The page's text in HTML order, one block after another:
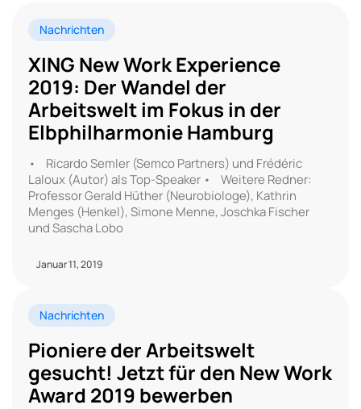
Nachrichten
XING New Work Experience
2019: Der Wandel der
Arbeitswelt im Fokus in der
Elbphilharmonie Hamburg
• Ricardo Semler (Semco Partners) und Frédéric
Laloux (Autor) als Top-Speaker • Weitere Redner:
Professor Gerald Hüther (Neurobiologe), Kathrin
Menges (Henkel), Simone Menne, Joschka Fischer
und Sascha Lobo
Januar 11, 2019
Nachrichten
Pioniere der Arbeitswelt
gesucht! Jetzt für den New Work
Award 2019 bewerben